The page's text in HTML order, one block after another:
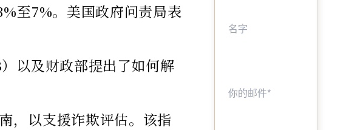
至7%。美国政府问责局表
以及财政部提出了如何解
，以支援诈欺评估。该指